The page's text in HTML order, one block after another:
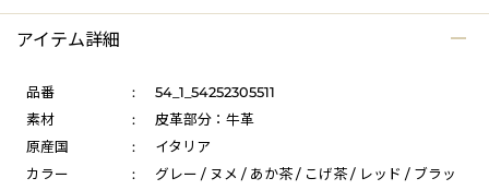
アイテム詳細
品番 :
54_1_54252305511
素材
:
皮革部分：牛革
原産国
:
イタリア
カラー
:
グレー / ヌメ / あか茶 / こげ茶 / レッド / ブラッ